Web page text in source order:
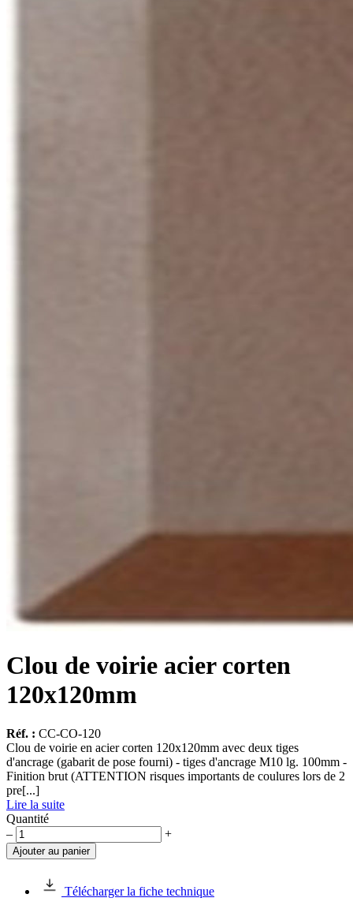
Clou de voirie acier corten
120x120mm
Réf. : CC-CO-120
Clou de voirie en acier corten 120x120mm avec deux tiges
d'ancrage (gabarit de pose fourni) - tiges d'ancrage M10 lg. 100mm -
Finition brut (ATTENTION risques importants de coulures lors de 2
pre[...]
Lire la suite
Quantité
quantité
de
Clou
voirie
– +
Ajouter au panier
Télécharger la fiche technique